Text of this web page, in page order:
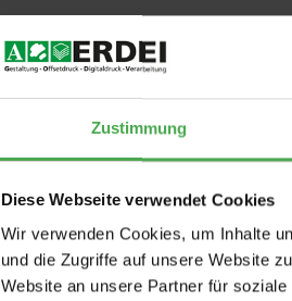
Zustimmung
Diese Webseite verwendet Cookies
Wir verwenden Cookies, um Inhalte
und die Zugriffe auf unsere Website
Website an unsere Partner für